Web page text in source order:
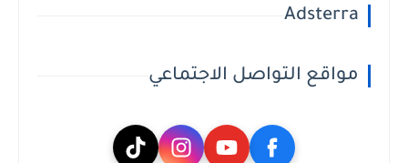
Adsterra
مواقع التواصل الاجتماعي